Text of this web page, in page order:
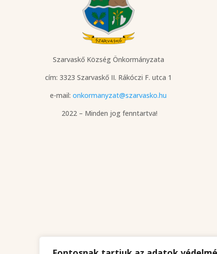
Szarvaskő Község Önkormányzata
cím: 3323 Szarvaskő II. Rákóczi F. utca 1
e-mail:onkormanyzat@szarvasko.hu
2022 – Minden jog fenntartva!